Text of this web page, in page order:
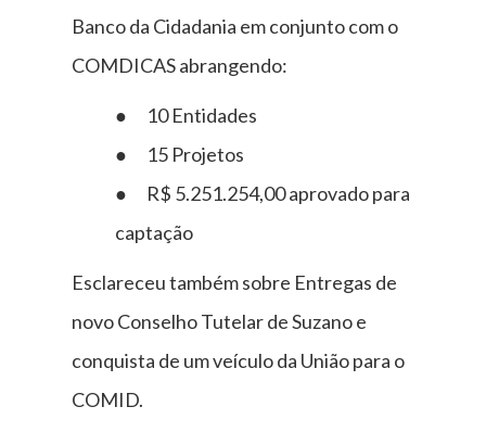
Banco da Cidadania em conjunto com o
COMDICAS abrangendo:
● 10 Entidades
● 15 Projetos
● R$ 5.251.254,00 aprovado para
captação
Esclareceu também sobre Entregas de
novo Conselho Tutelar de Suzano e
conquista de um veículo da União para o
COMID.